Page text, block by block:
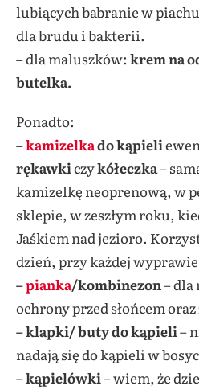
lubiących babranie w
dla brudu i bakterii.
–dla maluszków: krem na
butelka.
Ponadto:
–kamizelkado kąpieli
rękawkiczykółeczka–
kamizelkę neoprenową, w
sklepie, w zeszłym roku,
Jaśkiem nad jezioro.
dzień, przy każdej wyprawie
–pianka/kombinezon– dla
ochrony przed słońcem
– klapki/ buty do kąpieli–
nadają się do kąpieli w
– kąpielówki– wiem, że